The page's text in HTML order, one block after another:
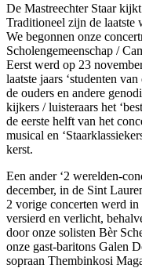
De Mastreechter Staar
Traditioneel zijn de laatste
We begonnen onze
Scholengemeenschap /
Eerst werd op 23
laatste jaars ‘studenten
de ouders en andere
kijkers / luisteraars het
de eerste helft van het
musical en
kerst.
Een ander ‘2 werelden-
december, in de Sint
2 vorige concerten werd
versierd en verlicht,
door onze solisten Bèr
onze gast-baritons Galen
sopraan Thembinkosi